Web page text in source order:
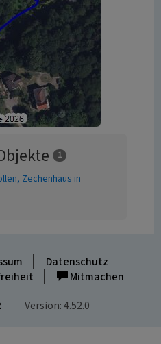
1
Zechenhaus in
Datenschutz
Mitmachen
Version: 4.52.0